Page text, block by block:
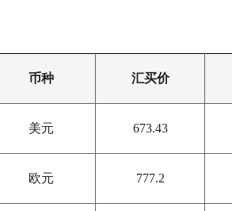
币种 汇买价
美元 673.43
欧元 777.2